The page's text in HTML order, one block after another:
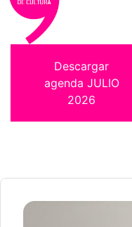
Descargar
agenda JULIO
2026